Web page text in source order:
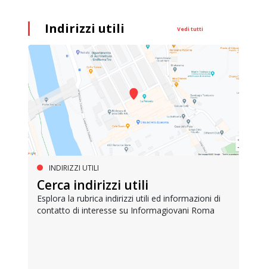
Indirizzi utili Vedi tutti
INDIRIZZI UTILI
Cerca indirizzi utili
Esplora la rubrica indirizzi utili ed informazioni di
contatto di interesse su Informagiovani Roma